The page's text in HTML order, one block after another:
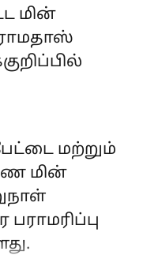
மின்
மற்றும்
மின்